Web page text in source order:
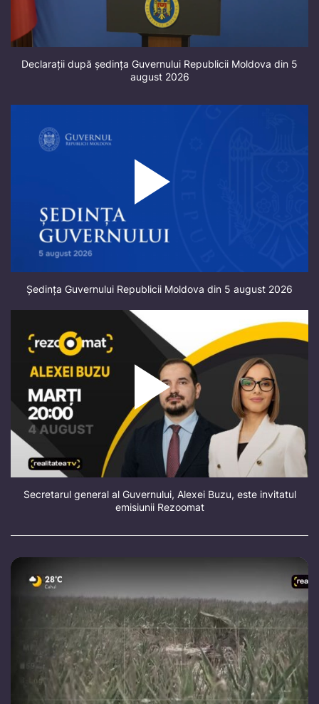
Declarații după ședința Guvernului Republicii Moldova din 5
august 2026
Ședința Guvernului Republicii Moldova din 5 august 2026
Secretarul general al Guvernului, Alexei Buzu, este invitatul
emisiunii Rezoomat